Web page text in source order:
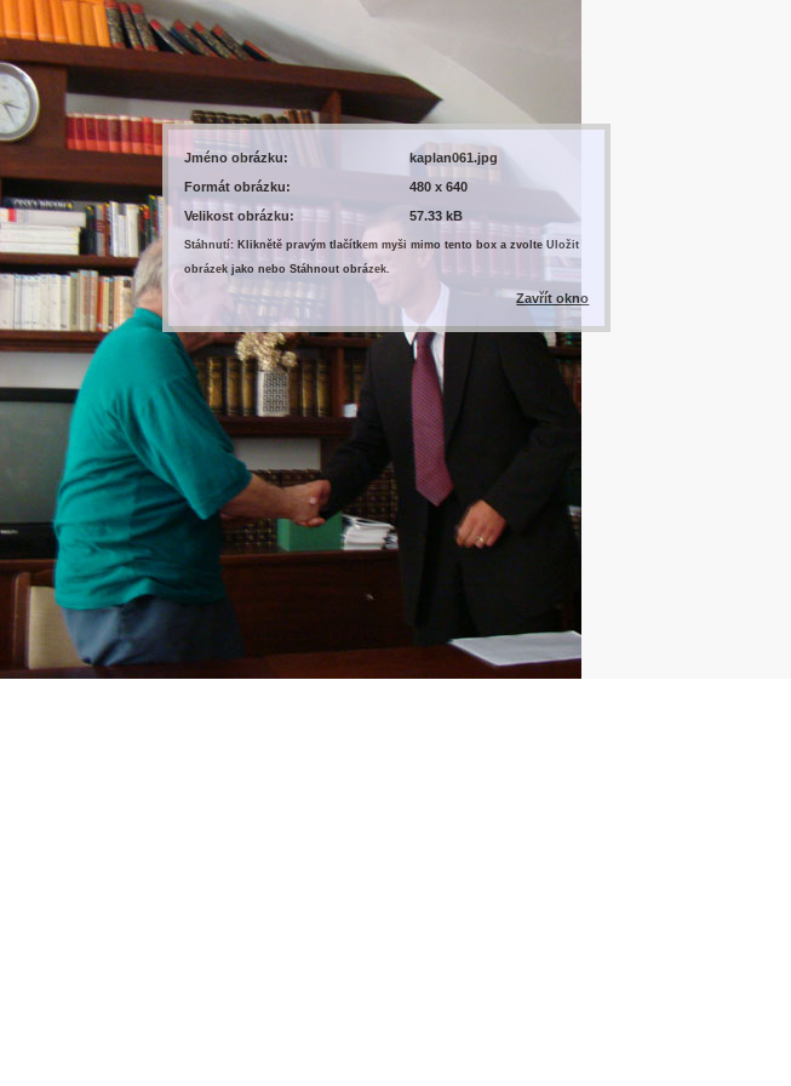
Jméno obrázku:
kaplan061.jpg
Formát obrázku:
480 x 640
Velikost obrázku:
57.33 kB
Stáhnutí: Kliknětě pravým tlačítkem myši mimo tento box a zvolte Uložit
obrázek jako nebo Stáhnout obrázek.
Zavřít okno